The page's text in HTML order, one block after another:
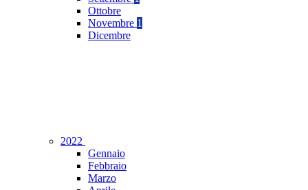
Ottobre
Novembre 1
Dicembre
2022
Gennaio
Febbraio
Marzo